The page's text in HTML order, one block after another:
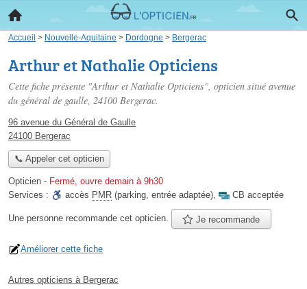
Accueil > Nouvelle-Aquitaine > Dordogne > Bergerac
Arthur et Nathalie Opticiens
Cette fiche présente "Arthur et Nathalie Opticiens", opticien situé avenue
du général de gaulle, 24100 Bergerac.
96 avenue du Général de Gaulle
24100 Bergerac
📞 Appeler cet opticien
Opticien - Fermé, ouvre demain à 9h30
Services :
accès PMR (parking, entrée adaptée), CB acceptée
Une personne recommande cet opticien. Je recommande
Améliorer cette fiche
Autres opticiens à Bergerac